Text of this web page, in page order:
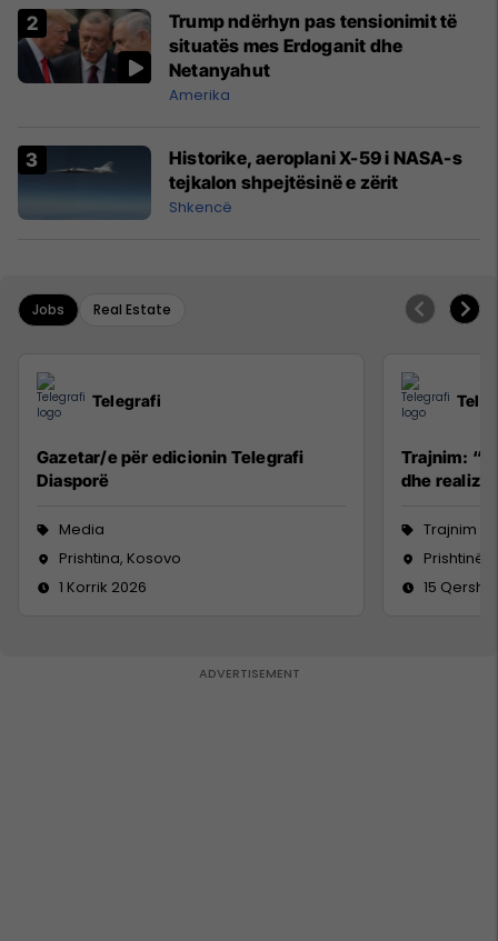
Trump ndërhyn pas tensionimit të
situatës mes Erdoganit dhe
Netanyahut
Amerika
Historike, aeroplani X-59 i NASA-s
tejkalon shpejtësinë e zërit
Shkencë
Jobs Real Estate
Telegrafi
Gazetar/e për edicionin Telegrafi
Diasporë
Media
Prishtina, Kosovo
1 Korrik 2026
Trajnim:
dhe
Trajnim
Prishtinë
15